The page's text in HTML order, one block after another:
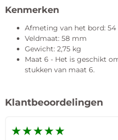
Kenmerken
Afmeting van het bord: 54
Veldmaat: 58 mm
Gewicht: 2,75 kg
Maat 6 - Het is geschikt
stukken van maat 6.
Klantbeoordelingen
★★★★★